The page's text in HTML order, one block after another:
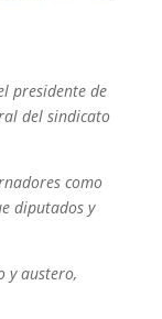
presidente de
del sindicato
como
diputados y
y austero,